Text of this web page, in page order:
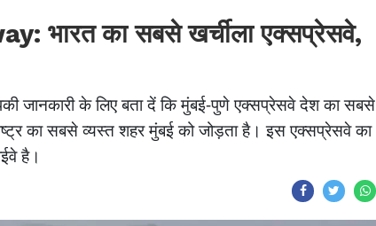
भारत का सबसे खर्चीला एक्सप्रेसवे,
जानकारी के लिए बता दें कि मुंबई-पुणे एक्सप्रेसवे देश का सबसे
का सबसे व्यस्त शहर मुंबई को जोड़ता है। इस एक्सप्रेसवे का
है।